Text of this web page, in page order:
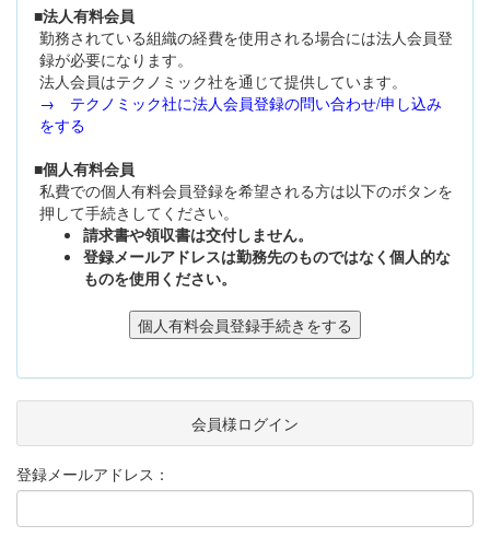
■法人有料会員
勤務されている組織の経費を使用される場合には法人会員登
録が必要になります。
法人会員はテクノミック社を通じて提供しています。
→ テクノミック社に法人会員登録の問い合わせ/申し込み
をする
■個人有料会員
私費での個人有料会員登録を希望される方は以下のボタンを
押して手続きしてください。
請求書や領収書は交付しません。
登録メールアドレスは勤務先のものではなく個人的な
ものを使用ください。
会員様ログイン
登録メールアドレス：